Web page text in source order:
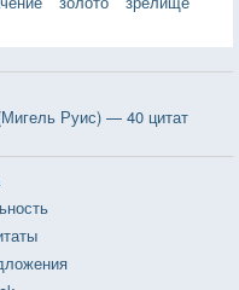
Руис) — 40 цитат